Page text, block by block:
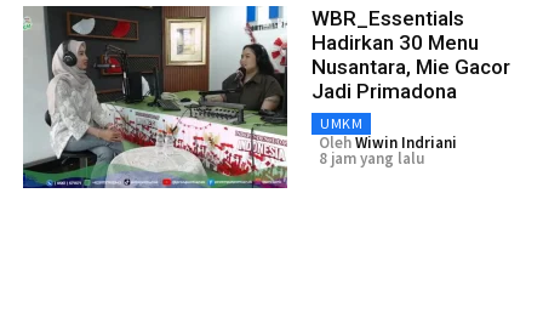
WBR_Essentials
Hadirkan 30 Menu
Nusantara, Mie Gacor
Jadi Primadona
UMKM
OlehWiwin Indriani
8 jam yang lalu